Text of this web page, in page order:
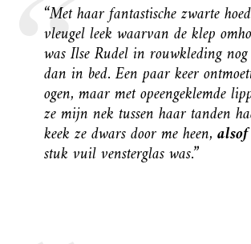
“Met haar fantastische zwarte
vleugel leek waarvan de klep
was Ilse Rudel in rouwkleding
dan in bed. Een paar keer
ogen, maar met opeengeklemde
ze mijn nek tussen haar tanden
keek ze dwars door me heen, alsof
stuk vuil vensterglas was.”